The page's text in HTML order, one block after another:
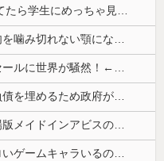
【画像】 まま「なんかプール入ってたら学生にめっちゃ見られたw」
【悲報】キャバクラの女の子、お肉を噛み切れない顎になってしまう・・・
物価高の日本で長打の列ができたセールに世界が騒然！←「我が国でもやってくれ！」（海外の反応）
万年赤字のインドネシア新幹線。負債を埋めるため政府が過半数の株式を引き受ける
【速報】ホロライブのVtuber、劇場版メイドインアビスの主題歌決定wwwwwwwwww
【画像】ライザよりかわいくてヱロいゲームキャラいるの？ｗｗｗｗｗ